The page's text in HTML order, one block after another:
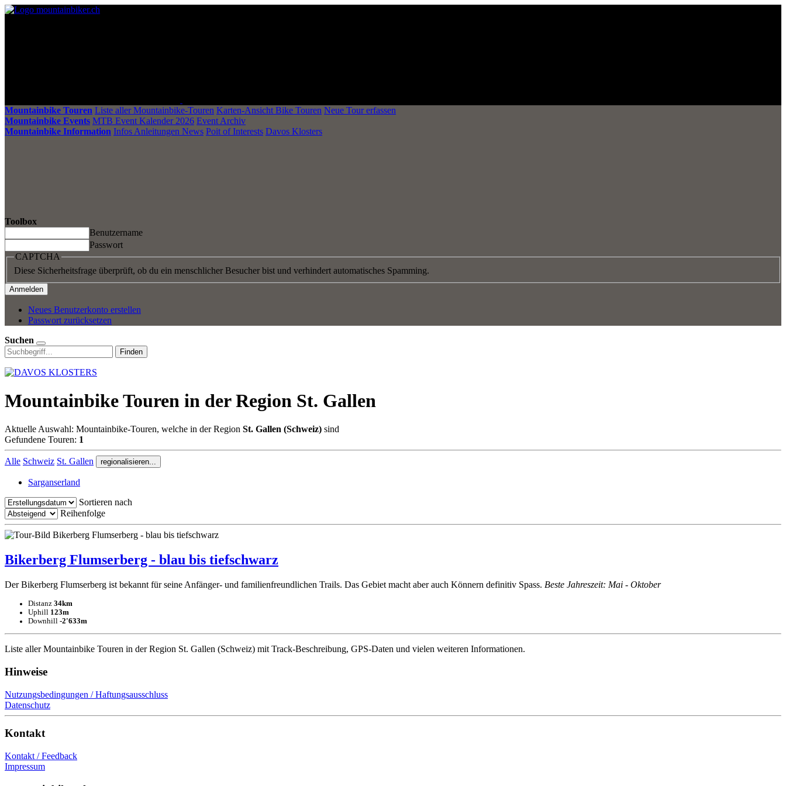
Mountainbike Touren Liste aller Mountainbike-Touren Karten-Ansicht Bike Touren Neue Tour erfassen
Mountainbike Events MTB Event Kalender 2026 Event Archiv
Mountainbike Information Infos Anleitungen News Poit of Interests Davos Klosters
Toolbox
Benutzername
Passwort
CAPTCHA
Diese Sicherheitsfrage überprüft, ob du ein menschlicher Besucher bist und verhindert automatisches Spamming.
Neues Benutzerkonto erstellen
Passwort zurücksetzen
Suchen
Finden
Mountainbike Touren in der Region St. Gallen
Aktuelle Auswahl: Mountainbike-Touren, welche in der Region St. Gallen (Schweiz) sind
Gefundene Touren: 1
Alle Schweiz St. Gallen regionalisieren...
Sarganserland
Sortieren nach
Reihenfolge
Bikerberg Flumserberg - blau bis tiefschwarz
Der Bikerberg Flumserberg ist bekannt für seine Anfänger- und familienfreundlichen Trails. Das Gebiet macht aber auch Könnern definitiv Spass. Beste Jahreszeit: Mai - Oktober
Distanz 34km
Uphill 123m
Downhill -2'633m
Liste aller Mountainbike Touren in der Region St. Gallen (Schweiz) mit Track-Beschreibung, GPS-Daten und vielen weiteren Informationen.
Hinweise
Nutzungsbedingungen / Haftungsausschluss
Datenschutz
Kontakt
Kontakt / Feedback
Impressum